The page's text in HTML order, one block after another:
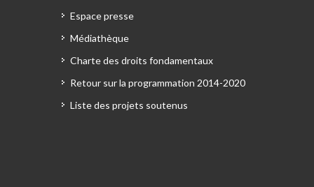
Espace presse
Médiathèque
Charte des droits fondamentaux
Retour sur la programmation 2014-2020
Liste des projets soutenus